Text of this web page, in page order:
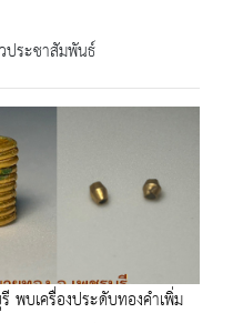
ระชาสัมพันธ์
พบเครื่องประดับทองคำเพิ่ม